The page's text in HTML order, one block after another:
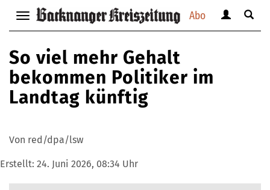
Abo
Navigation
anzeigen
verbergen
anzeigen
Suche
So viel mehr Gehalt
bekommen Politiker im
Landtag künftig
Von red/dpa/lsw
Erstellt: 24. Juni 2026, 08:34 Uhr